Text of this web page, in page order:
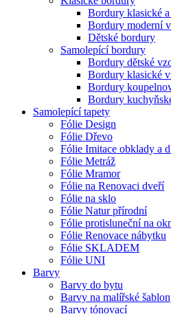
Bordury klasické
Bordury moderní
Dětské bordury
Samolepící bordury
Bordury dětské
Bordury klasické
Bordury
Bordury
Samolepící tapety
Fólie Design
Fólie Dřevo
Fólie Imitace obklady a
Fólie Metráž
Fólie Mramor
Fólie na Renovaci dveří
Fólie na sklo
Fólie Natur přírodní
Fólie protisluneční na
Fólie Renovace nábytku
Fólie SKLADEM
Fólie UNI
Barvy
Barvy do bytu
Barvy na malířské
Barvy tónovací